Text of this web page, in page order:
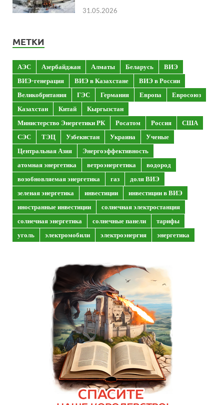
31.05.2026
МЕТКИ
АЭС Азербайджан Алматы Беларусь
ВИЭ
ВИЭ-генерация
ВИЭ в Казахстане
ВИЭ в России
Великобритания
ГЭС Германия Европа
Евросоюз
Казахстан
Китай
Кыргызстан
Министерство Энергетики РК
Росатом Россия
США
СЭС
ТЭЦ Узбекистан Украина
Ученые
Центральная Азия
Энергоэффективность
атомная энергетика
ветроэнергетика
водород
возобновляемая энергетика
газ
доля ВИЭ
зеленая энергетика
инвестиции
инвестиции в ВИЭ
иностранные инвестиции
солнечная электростанция
солнечная энергетика
солнечные панели
тарифы
уголь
электромобили электроэнергия энергетика